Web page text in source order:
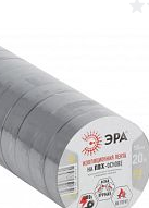
К
В наличии